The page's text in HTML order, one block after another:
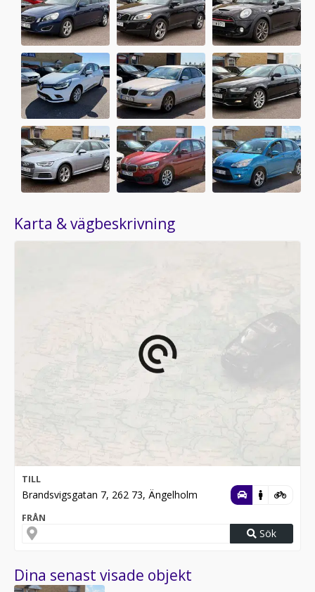
Karta & vägbeskrivning
TILL
Brandsvigsgatan 7, 262 73, Ängelholm
FRÅN
Sök
Dina senast visade objekt